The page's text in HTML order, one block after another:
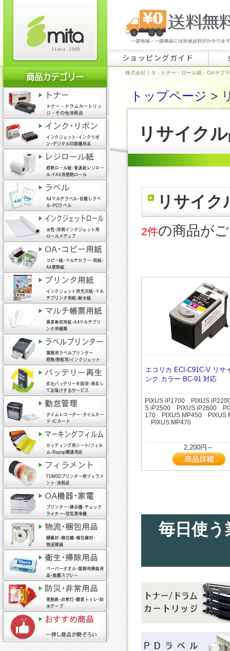
ショッピングガイド
株式会社ミタ - トナー・ロール紙・OAサプ
トップページ>
リサイク
リサイク
2件の商品が
エコリカ ECI-C91C-V リサ
ンク カラー BC-91 対応
PIXUS iP1700 PIXUS
S iP2500 PIXUS iP2600
170 PIXUS MP450 PIXUS
PIXUS MP470
2,200円～
毎日使う